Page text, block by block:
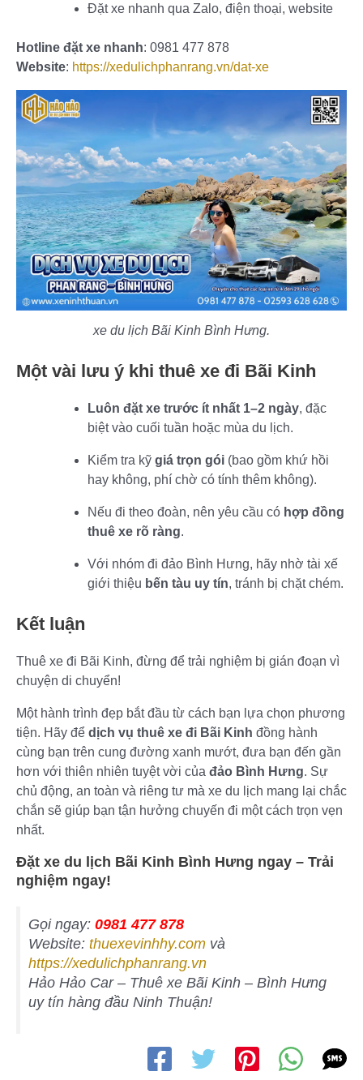
Đặt xe nhanh qua Zalo, điện thoại, website
Hotline đặt xe nhanh: 0981 477 878
Website: https://xedulichphanrang.vn/dat-xe
xe du lịch Bãi Kinh Bình Hưng.
Một vài lưu ý khi thuê xe đi Bãi Kinh
Luôn đặt xe trước ít nhất 1–2 ngày, đặc
biệt vào cuối tuần hoặc mùa du lịch.
Kiểm tra kỹ giá trọn gói (bao gồm khứ hồi
hay không, phí chờ có tính thêm không).
Nếu đi theo đoàn, nên yêu cầu có hợp đồng
thuê xe rõ ràng.
Với nhóm đi đảo Bình Hưng, hãy nhờ tài xế
giới thiệu bến tàu uy tín, tránh bị chặt chém.
Kết luận
Thuê xe đi Bãi Kinh, đừng để trải nghiệm bị gián đoạn vì
chuyện di chuyển!
Một hành trình đẹp bắt đầu từ cách bạn lựa chọn phương
tiện. Hãy để dịch vụ thuê xe đi Bãi Kinh đồng hành
cùng bạn trên cung đường xanh mướt, đưa bạn đến gần
hơn với thiên nhiên tuyệt vời của đảo Bình Hưng. Sự
chủ động, an toàn và riêng tư mà xe du lịch mang lại chắc
chắn sẽ giúp bạn tận hưởng chuyến đi một cách trọn vẹn
nhất.
Đặt xe du lịch Bãi Kinh Bình Hưng ngay – Trải
nghiệm ngay!
Gọi ngay: 0981 477 878
Website: thuexevinhhy.com và
https://xedulichphanrang.vn
Hảo Hảo Car – Thuê xe Bãi Kinh – Bình Hưng
uy tín hàng đầu Ninh Thuận!